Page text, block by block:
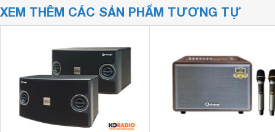
XEM THÊM CÁC SẢN PHẨM TƯƠNG TỰ